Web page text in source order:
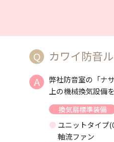
Q カワイ防音
A
弊社防音室の「ナ
上の機械換気設備
換気扇標準装備
● ユニットタイプ
軸流ファン